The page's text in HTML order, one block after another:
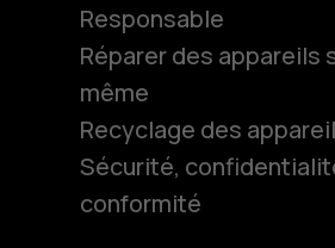
Responsable
Réparer des appareils
même
Recyclage des
Sécurité,
conformité